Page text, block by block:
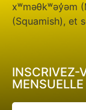
xʷməθkʷəy̓əm
(Squamish), et
INSCRIVEZ-
MENSUELLE